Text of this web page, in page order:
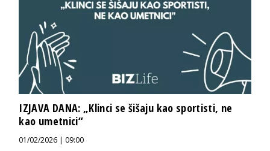
IZJAVA DANA: „Klinci se šišaju kao sportisti, ne
kao umetnici“
01/02/2026 | 09:00